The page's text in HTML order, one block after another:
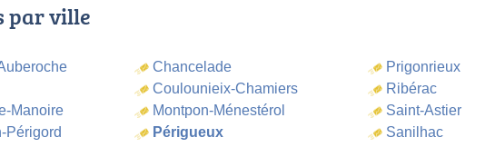
par ville
Manoire
Périgord
Chancelade
Coulounieix-Chamiers
Montpon-Ménestérol
Périgueux
Prigonrieux
Ribérac
Saint-Astier
Sanilhac